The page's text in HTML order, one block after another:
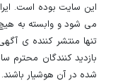
این سایت بوده است.
می شود و وابسته به
تنها منتشر کننده ی
بازدید کنندگان
شده در آن هوشیار باشند.